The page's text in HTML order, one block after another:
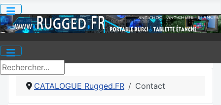
CATALOGUE Rugged.FR Contact